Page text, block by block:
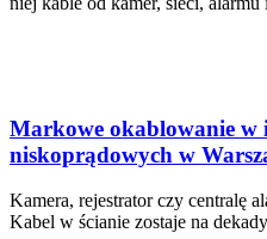
Markowe okablowanie w
niskoprądowych w
Kamera, rejestrator czy centralę
Kabel w ścianie zostaje na